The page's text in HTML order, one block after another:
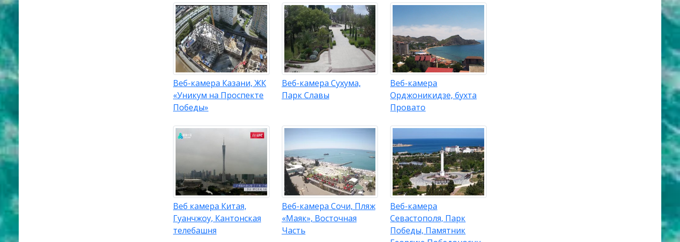
Веб-камера Казани, ЖК
«Уникум на Проспекте
Победы»
Веб-камера Сухума,
Парк Славы
Веб-камера
Орджоникидзе, бухта
Провато
Веб камера Китая,
Гуанчжоу, Кантонская
телебашня
Веб-камера Сочи, Пляж
«Маяк», Восточная
Часть
Веб-камера
Севастополя, Парк
Победы, Памятник